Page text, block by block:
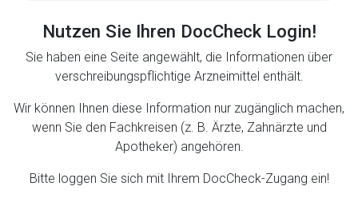
Nutzen Sie Ihren DocCheck Login!
Sie haben eine Seite angewählt, die Informationen über
verschreibungspflichtige Arzneimittel enthält.
Wir können Ihnen diese Information nur zugänglich machen,
wenn Sie den Fachkreisen (z. B. Ärzte, Zahnärzte und
Apotheker) angehören.
Bitte loggen Sie sich mit Ihrem DocCheck-Zugang ein!
Zurück zur rote-liste.de Zur Seite